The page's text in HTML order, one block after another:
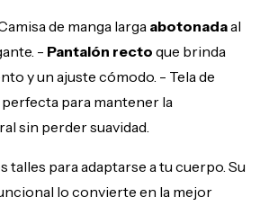
de manga larga abotonadaal
- Pantalón recto que brinda
y un ajuste cómodo. - Tela de
perfecta para mantener la
sin perder suavidad.
talles para adaptarse a tu cuerpo. Su
lo convierte en la mejor